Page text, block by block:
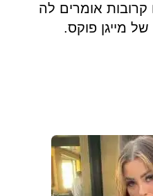
קרובות אומרים לה
מייגן פוקס.